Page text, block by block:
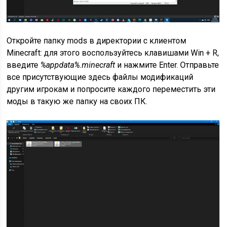
Откройте папку mods в директории с клиентом
Minecraft: для этого воспользуйтесь клавишами Win + R,
введите %appdata%.minecraft и нажмите Enter. Отправьте
все присутствующие здесь файлы модификаций
другим игрокам и попросите каждого переместить эти
моды в такую же папку на своих ПК.